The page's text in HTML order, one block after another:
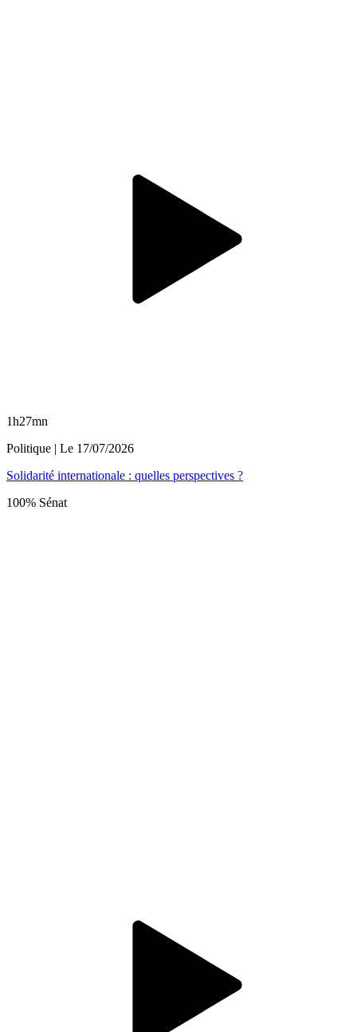
1h27mn
Politique | Le 17/07/2026
Solidarité internationale : quelles perspectives ?
100% Sénat